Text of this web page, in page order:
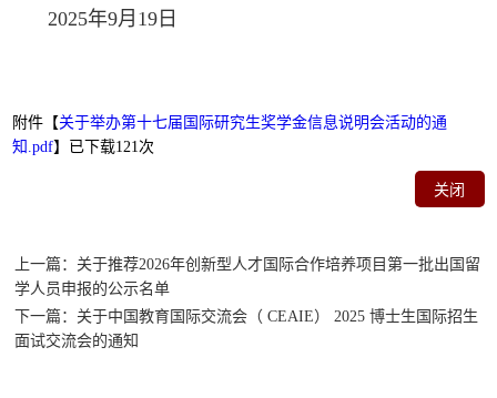
2025年9月19日
附件【关于举办第十七届国际研究生奖学金信息说明会活动的通
知.pdf】已下载121 次
关闭
上一篇：关于推荐2026年创新型人才国际合作培养项目第一批出国留
学人员申报的公示名单
下一篇：关于中国教育国际交流会（ CEAIE） 2025 博士生国际招生
面试交流会的通知